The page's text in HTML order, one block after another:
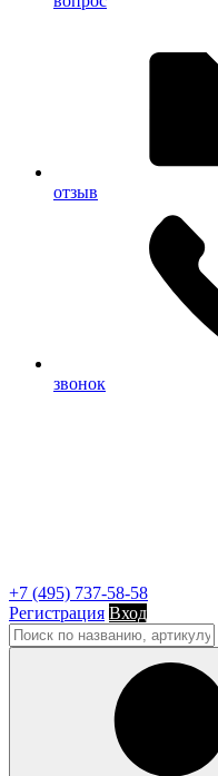
отзыв
звонок
+7 (495) 737-58-58
Регистрация Вход